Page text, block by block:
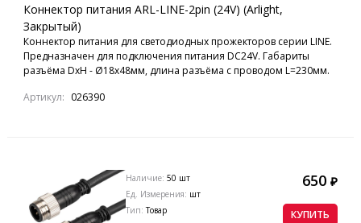
Коннектор питания ARL-LINE-2pin (24V) (Arlight,
Закрытый)
Коннектор питания для светодиодных прожекторов серии LINE.
Предназначен для подключения питания DC24V. Габариты
разъёма DxH - Ø18х48мм, длина разъёма с проводом L=230мм.
Артикул: 026390
650₽
КУПИТЬ
Наличие: 50 шт
Ед. Измерения: шт
Тип:Товар